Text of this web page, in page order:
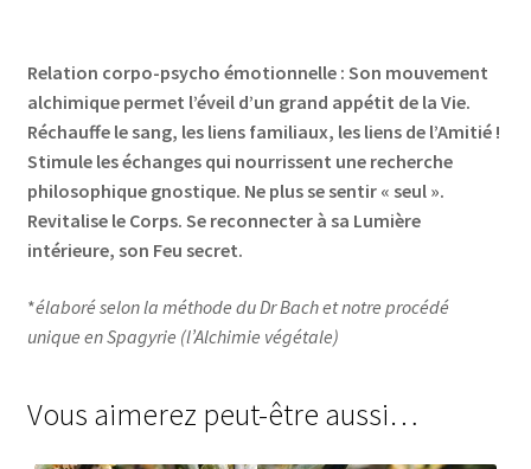
Relation corpo-psycho émotionnelle : Son mouvement
alchimique permet l’éveil d’un grand appétit de la Vie.
Réchauffe le sang, les liens familiaux, les liens de l’Amitié !
Stimule les échanges qui nourrissent une recherche
philosophique gnostique. Ne plus se sentir « seul ».
Revitalise le Corps. Se reconnecter à sa Lumière
intérieure, son Feu secret.
*élaboré selon la méthode du Dr Bach et notre procédé
unique en Spagyrie (l’Alchimie végétale)
Vous aimerez peut-être aussi…